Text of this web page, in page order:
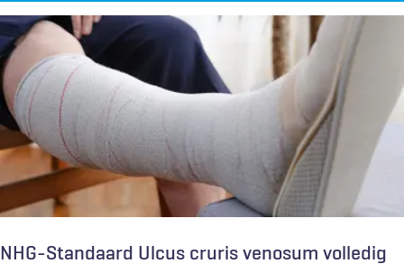
NHG-Standaard Ulcus cruris venosum volledig